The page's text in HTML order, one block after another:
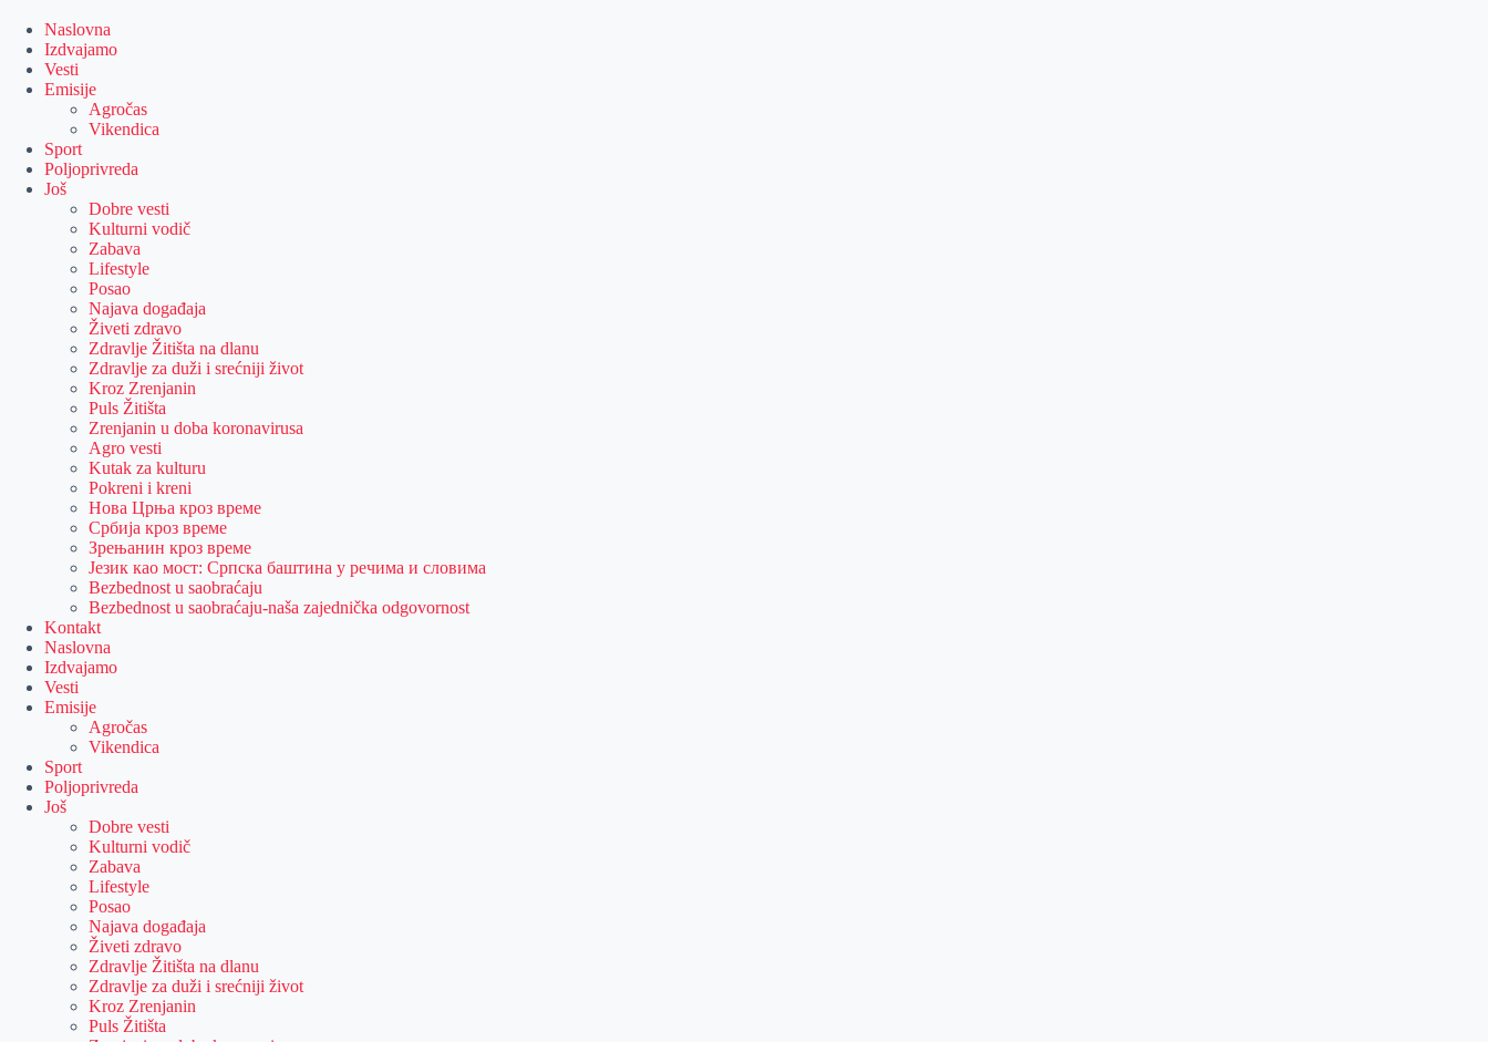
content
Naslovna
Izdvajamo
Vesti
Emisije
Agročas
Vikendica
Sport
Poljoprivreda
Još
Dobre vesti
Kulturni vodič
Zabava
Lifestyle
Posao
Najava događaja
Živeti zdravo
Zdravlje Žitišta na dlanu
Zdravlje za duži i srećniji život
Kroz Zrenjanin
Puls Žitišta
Zrenjanin u doba koronavirusa
Agro vesti
Kutak za kulturu
Pokreni i kreni
Нова Црња кроз време
Србија кроз време
Зрењанин кроз време
Језик као мост: Српска баштина у речима и словима
Bezbednost u saobraćaju
Bezbednost u saobraćaju-naša zajednička odgovornost
Kontakt
Naslovna
Izdvajamo
Vesti
Emisije
Agročas
Vikendica
Sport
Poljoprivreda
Još
Dobre vesti
Kulturni vodič
Zabava
Lifestyle
Posao
Najava događaja
Živeti zdravo
Zdravlje Žitišta na dlanu
Zdravlje za duži i srećniji život
Kroz Zrenjanin
Puls Žitišta